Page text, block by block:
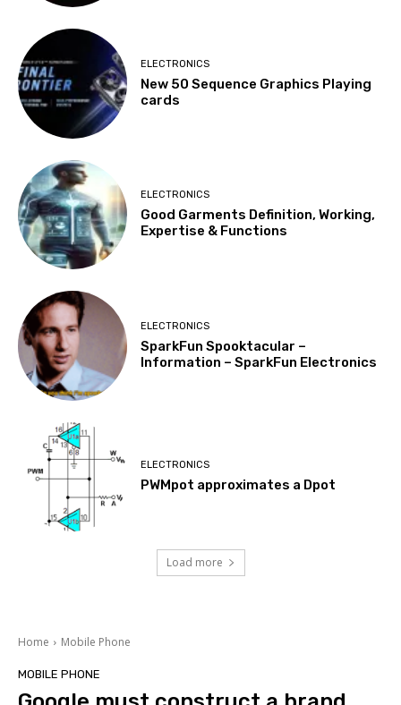
ELECTRONICS
New 50 Sequence Graphics Playing
cards
ELECTRONICS
Good Garments Definition, Working,
Expertise & Functions
ELECTRONICS
SparkFun Spooktacular –
Information – SparkFun Electronics
ELECTRONICS
PWMpot approximates a Dpot
Load more